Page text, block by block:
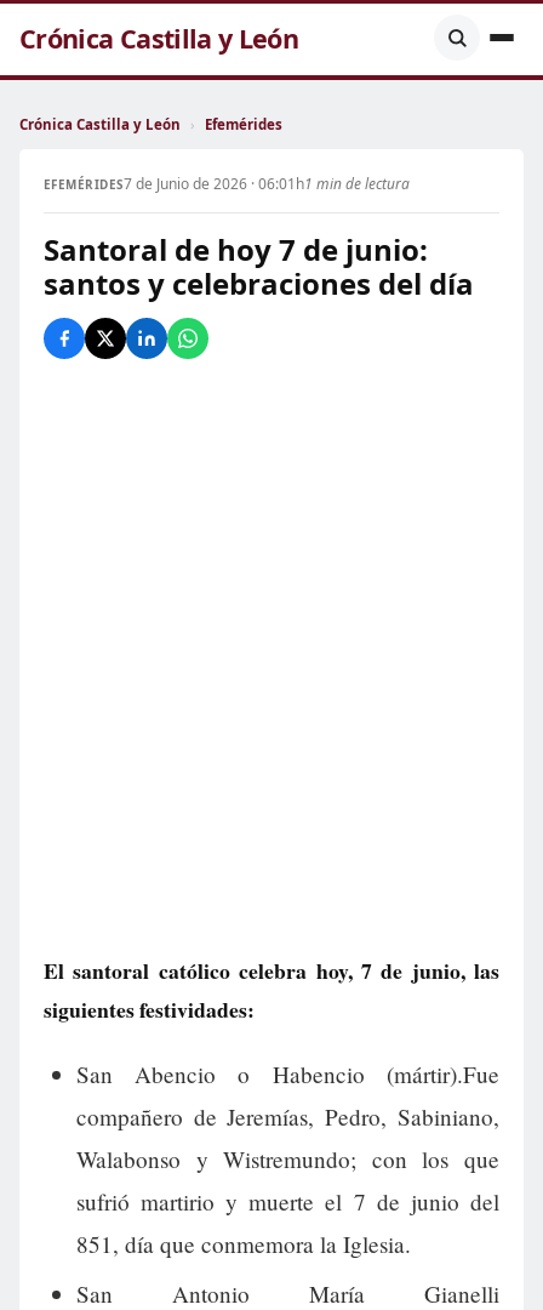
Crónica Castilla y León
Crónica Castilla y León › Efemérides
EFEMÉRIDES7 de Junio de 2026 · 06:01h1 min de lectura
Santoral de hoy 7 de junio:
santos y celebraciones del día
El santoral católico celebra hoy, 7 de junio, las
siguientes festividades:
San Abencio o Habencio (mártir).Fue
compañero de Jeremías, Pedro, Sabiniano,
Walabonso y Wistremundo; con los que
sufrió martirio y muerte el 7 de junio del
851, día que conmemora la Iglesia.
San Antonio María Gianelli